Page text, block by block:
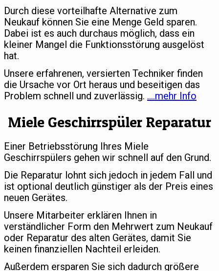
Durch diese vorteilhafte Alternative zum
Neukauf können Sie eine Menge Geld sparen.
Dabei ist es auch durchaus möglich, dass ein
kleiner Mangel die Funktionsstörung ausgelöst
hat.
Unsere erfahrenen, versierten Techniker finden
die Ursache vor Ort heraus und beseitigen das
Problem schnell und zuverlässig. ….mehr Info
Miele Geschirrspüler Reparatur
Einer Betriebsstörung Ihres Miele
Geschirrspülers gehen wir schnell auf den Grund.
Die Reparatur lohnt sich jedoch in jedem Fall und
ist optional deutlich günstiger als der Preis eines
neuen Gerätes.
Unsere Mitarbeiter erklären Ihnen in
verständlicher Form den Mehrwert zum Neukauf
oder Reparatur des alten Gerätes, damit Sie
keinen finanziellen Nachteil erleiden.
Außerdem ersparen Sie sich dadurch größere